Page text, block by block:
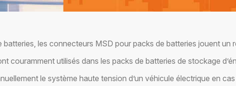
les connecteurs MSD pour packs de batteries jouent
couramment utilisés dans les packs de batteries de stockage
le système haute tension d’un véhicule électrique en